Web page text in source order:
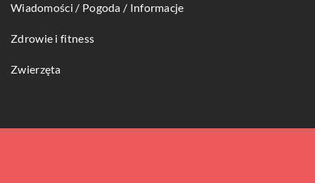
Wiadomości / Pogoda / Informacje
Zdrowie i fitness
Zwierzęta